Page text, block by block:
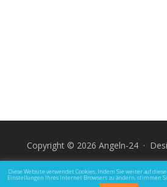
Copyright © 2026 Angeln-24 ·
Impressum Datenschutz und
Diese Website verwendet Cookies. Indem Sie weiter auf
Einstellungen Ihres Internet Browsers zu ändern, stimmen